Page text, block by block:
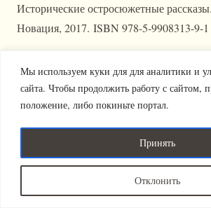
Мы используем куки для для аналитики и
сайта. Чтобы продолжить работу с сайтом,
положение, либо покиньте портал.
Отклонить
Принять
Исторические остросюжетные
Новация, 2017. ISBN 978-5-9908313-9-1
Издательство "Новация" 2011-2025 (с).
Все права защищены.